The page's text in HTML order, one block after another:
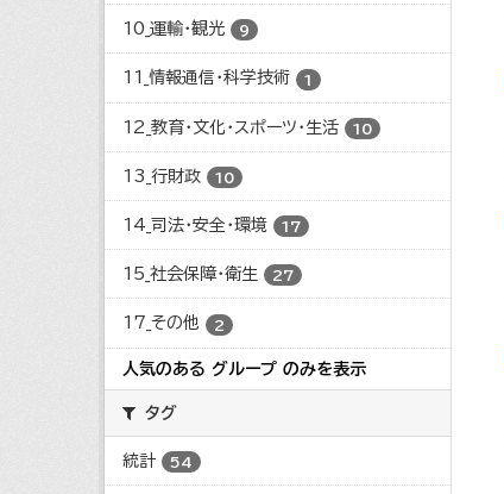
10_運輸・観光 9
11_情報通信・科学技術 1
12_教育・文化・スポーツ・生活 10
13_行財政 10
14_司法・安全・環境 17
15_社会保障・衛生 27
17_その他 2
人気のある グループ のみを表示
タグ
統計 54